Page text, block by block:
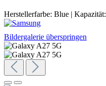
Herstellerfarbe: Blue | Kapazität:
Bildergalerie überspringen